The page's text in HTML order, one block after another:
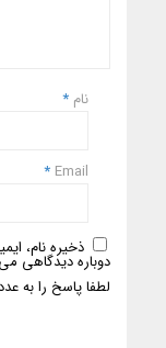
نام *
Email
*
ذخیره نام،
دوباره دیدگاهی
لطفا پاسخ را به